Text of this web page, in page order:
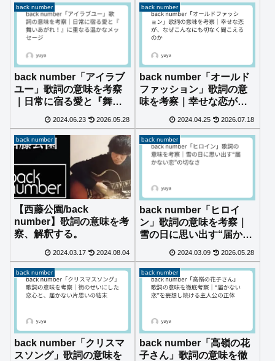
back number
back number「アイラブ
ユー」歌詞の意味を考察
｜日常に宿る愛と『舞い
あがれ！』に重なる温か
なメッセージ
2024.06.23 2026.05.28
back number
back number「オールド
ファッション」歌詞の意
味を考察｜幸せな恋が、
なぜこんなにも切なく聞
こえるのか
2024.04.25 2026.07.18
back number
【西藤公園/back
number】歌詞の意味を考
察、解釈する。
2024.03.17 2024.08.04
back number
back number「ヒロイ
ン」歌詞の意味を考察｜
雪の日に思い出す“届かな
2024.03.09 2026.05.28
back number
back number「クリスマ
スソング」歌詞の意味を
back number
back number「高嶺の花
子さん」歌詞の意味を徹